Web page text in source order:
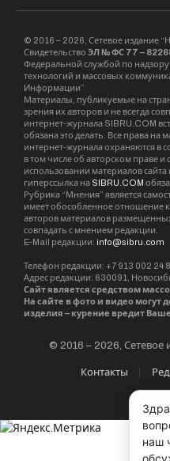
© 2016 – 2026, Сетевое издание
Свидетельство ЭЛ № ФС 77 –
Федеральной службой по
технологий и массовых
Информации”
Материалы, публикуемые на
зрения их авторов и не всегда
интернет-журнала SIBRU.COM
обязана это делать. Все права на
интернет-журнала охраняются в
в том числе об авторском праве
использовании материалов сайта
гиперссылка на SIBRU.COM
Рубрика “Мнения” является
имеет обособленное отношение
авторов материалов
совпадать с мнением редакции.
E-Mail редакции: info@sibru.com
Телефон редакции: +7 913 002 24
Адрес редакции: 630091,
Сайт является средством
На сайте в фото и видео могут
изделия – курение вредит
© 2016 – 2026, Сетевое
Контакты
наш